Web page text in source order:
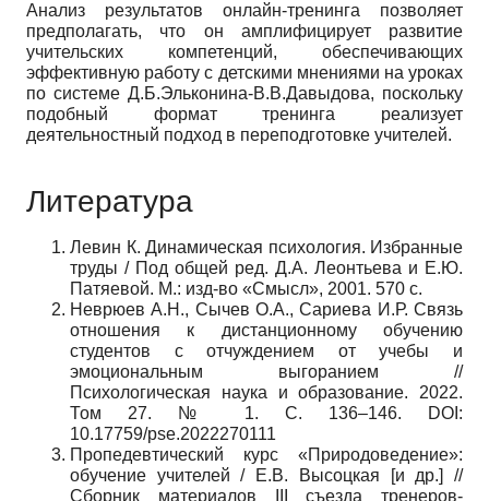
Анализ результатов онлайн-тренинга позволяет
предполагать, что он амплифицирует развитие
учительских компетенций, обеспечивающих
эффективную работу с детскими мнениями на уроках
по системе Д.Б.Эльконина-В.В.Давыдова, поскольку
подобный формат тренинга реализует
деятельностный подход в переподготовке учителей.
Литература
Левин К. Динамическая психология. Избранные
труды / Под общей ред. Д.А. Леонтьева и Е.Ю.
Патяевой. М.: изд-во «Смысл», 2001. 570 с.
Неврюев А.Н., Сычев О.А., Сариева И.Р. Связь
отношения к дистанционному обучению
студентов с отчуждением от учебы и
эмоциональным выгоранием //
Психологическая наука и образование. 2022.
Том 27. № 1. С. 136–146. DOI:
10.17759/pse.2022270111
Пропедевтический курс «Природоведение»:
обучение учителей / Е.В. Высоцкая [и др.] //
Сборник материалов III съезда тренеров-